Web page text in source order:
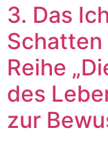
3. Das
Schatten
Reihe
des
zur